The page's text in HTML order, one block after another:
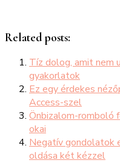
Related posts:
Tíz dolog, amit nem
gyakorlatok
Ez egy érdekes
Access-szel
Önbizalom-romboló
okai
Negatív gondolatok
oldása két kézzel